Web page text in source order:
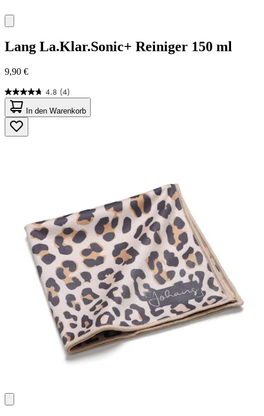
Lang La.Klar.Sonic+ Reiniger 150 ml
9,90 €
4.8 (4)
4.8
von
5
Sternen.
4
In den Warenkorb